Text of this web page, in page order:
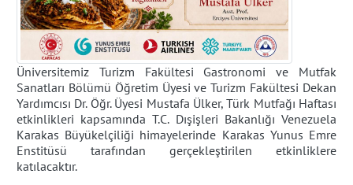
Üniversitemiz Turizm Fakültesi Gastronomi ve Mutfak
Sanatları Bölümü Öğretim Üyesi ve Turizm Fakültesi Dekan
Yardımcısı Dr. Öğr. Üyesi Mustafa Ülker, Türk Mutfağı Haftası
etkinlikleri kapsamında T.C. Dışişleri Bakanlığı Venezuela
Karakas Büyükelçiliği himayelerinde Karakas Yunus Emre
Enstitüsü tarafından gerçekleştirilen etkinliklere
katılacaktır.